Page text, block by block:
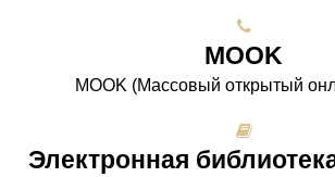
МООK
МООK (Массовый открытый
Электронная